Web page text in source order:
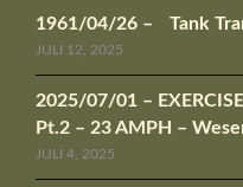
1961/04/26 – Tank
JULI 12, 2025
2025/07/01 –
Pt.2 – 23 AMPH –
JULI 4, 2025